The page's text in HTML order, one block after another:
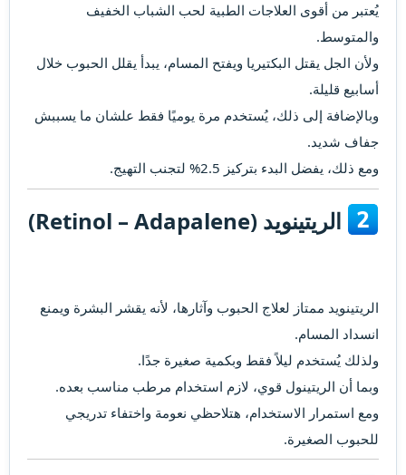
يُعتبر من أقوى العلاجات الطبية لحب الشباب الخفيف
والمتوسط.
ولأن الجل يقتل البكتيريا ويفتح المسام، يبدأ يقلل الحبوب خلال
أسابيع قليلة.
وبالإضافة إلى ذلك، يُستخدم مرة يوميًا فقط علشان ما يسببش
جفاف شديد.
ومع ذلك، يفضل البدء بتركيز 2.5% لتجنب التهيج.
الريتينويد (Retinol – Adapalene)​
الريتينويد ممتاز لعلاج الحبوب وآثارها، لأنه يقشر البشرة ويمنع
انسداد المسام.
ولذلك يُستخدم ليلاً فقط وبكمية صغيرة جدًا.
وبما أن الريتينول قوي، لازم استخدام مرطب مناسب بعده.
ومع استمرار الاستخدام، هتلاحظي نعومة واختفاء تدريجي
للحبوب الصغيرة.